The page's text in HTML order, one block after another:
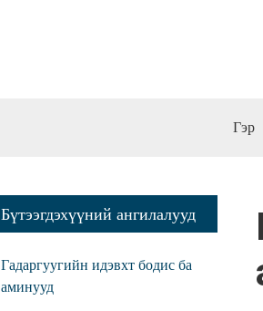
Гэр
Бүтээгдэхүүний ангилалууд
Гадаргуугийн идэвхт бодис ба
аминууд